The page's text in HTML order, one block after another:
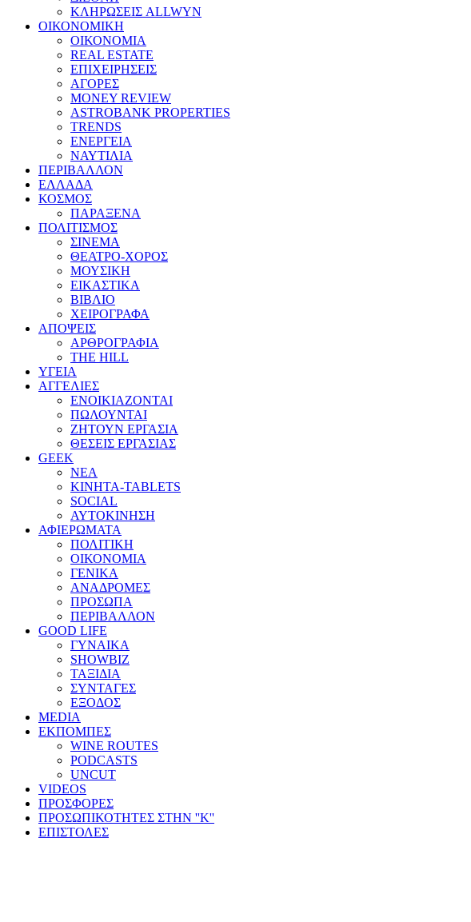
ΚΛΗΡΩΣΕΙΣ ALLWYN
ΟΙΚΟΝΟΜΙΚΗ
ΟΙΚΟΝΟΜΙΑ
REAL ESTATE
ΕΠΙΧΕΙΡΗΣΕΙΣ
ΑΓΟΡΕΣ
MONEY REVIEW
ASTROBANK PROPERTIES
TRENDS
ΕΝΕΡΓΕΙΑ
ΝΑΥΤΙΛΙΑ
ΠΕΡΙΒΑΛΛΟΝ
ΕΛΛΑΔΑ
ΚΟΣΜΟΣ
ΠΑΡΑΞΕΝΑ
ΠΟΛΙΤΙΣΜΟΣ
ΣΙΝΕΜΑ
ΘΕΑΤΡΟ-ΧΟΡΟΣ
ΜΟΥΣΙΚΗ
ΕΙΚΑΣΤΙΚΑ
ΒΙΒΛΙΟ
ΧΕΙΡΟΓΡΑΦΑ
ΑΠΟΨΕΙΣ
ΑΡΘΡΟΓΡΑΦΙΑ
THE HILL
ΥΓΕΙΑ
ΑΓΓΕΛΙΕΣ
ΕΝΟΙΚΙΑΖΟΝΤΑΙ
ΠΩΛΟΥΝΤΑΙ
ΖΗΤΟΥΝ ΕΡΓΑΣΙΑ
ΘΕΣΕΙΣ ΕΡΓΑΣΙΑΣ
GEEK
ΝΕΑ
ΚΙΝΗΤΑ-TABLETS
SOCIAL
ΑΥΤΟΚΙΝΗΣΗ
ΑΦΙΕΡΩΜΑΤΑ
ΠΟΛΙΤΙΚΗ
ΟΙΚΟΝΟΜΙΑ
ΓΕΝΙΚΑ
ΑΝΑΔΡΟΜΕΣ
ΠΡΟΣΩΠΑ
ΠΕΡΙΒΑΛΛΟΝ
GOOD LIFE
ΓΥΝΑΙΚΑ
SHOWBIZ
ΤΑΞΙΔΙΑ
ΣΥΝΤΑΓΕΣ
ΕΞΟΔΟΣ
MEDIA
ΕΚΠΟΜΠΕΣ
WINE ROUTES
PODCASTS
UNCUT
VIDEOS
ΠΡΟΣΦΟΡΕΣ
ΠΡΟΣΩΠΙΚΟΤΗΤΕΣ ΣΤΗΝ ''Κ''
ΕΠΙΣΤΟΛΕΣ